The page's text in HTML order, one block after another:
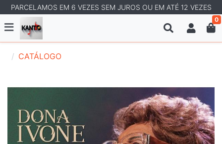
PARCELAMOS EM 6 VEZES SEM JUROS OU EM ATÉ 12 VEZES
0
CATÁLOGO